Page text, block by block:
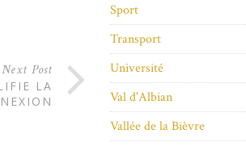
Next Post
LA
Sport
Transport
Université
Val d'Albian
Vallée de la Bièvre